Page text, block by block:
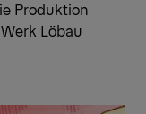
Produktion
Löbau